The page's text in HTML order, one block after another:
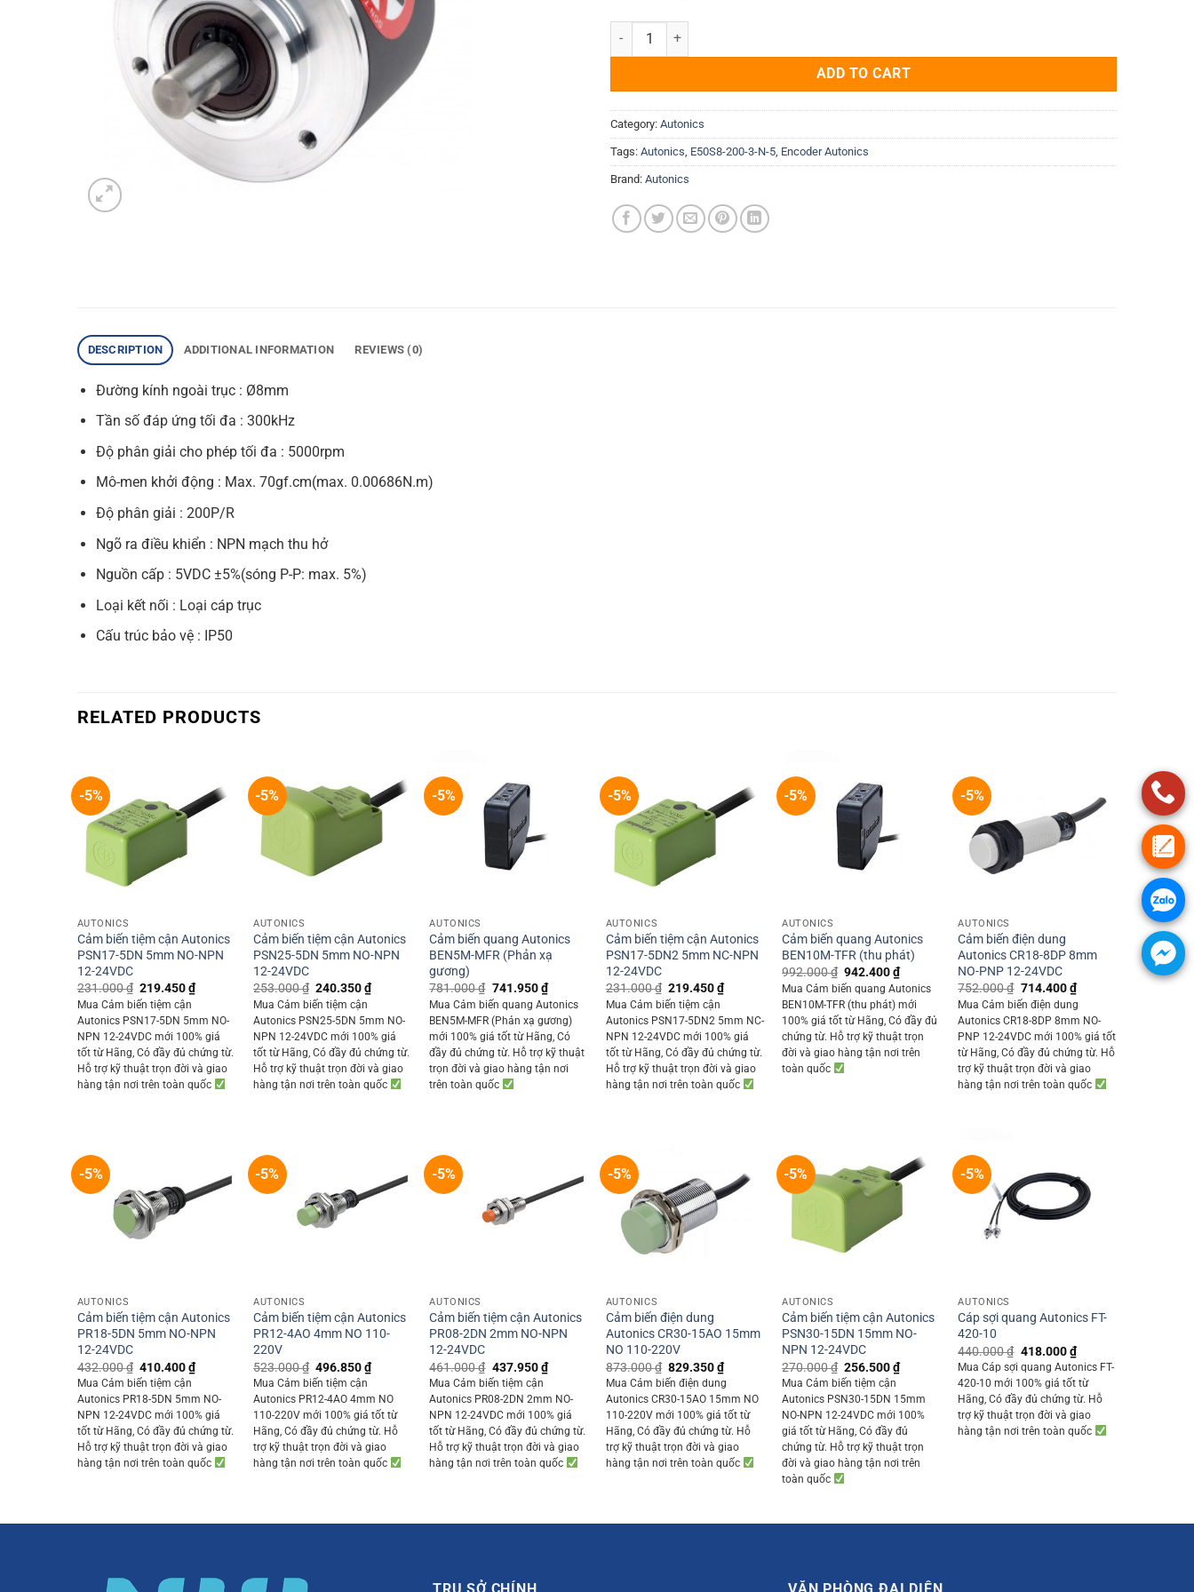
Encoder Autonics E50S8-200-3-N-5 200 P/R 5V 8mm quantity
ADD TO CART
Category: Autonics
Tags: Autonics E50S8-200-3-N-5 Encoder Autonics
Brand: Autonics
DESCRIPTION ADDITIONAL INFORMATION REVIEWS (0)
Đường kính ngoài trục : Ø8mm
Tần số đáp ứng tối đa : 300kHz
Độ phân giải cho phép tối đa : 5000rpm
Mô-men khởi động : Max. 70gf.cm(max. 0.00686N.m)
Độ phân giải : 200P/R
Ngõ ra điều khiển : NPN mạch thu hở
Nguồn cấp : 5VDC ±5%(sóng P-P: max. 5%)
Loại kết nối : Loại cáp trục
Cấu trúc bảo vệ : IP50
RELATED PRODUCTS
-5%
AUTONICS
Cảm biến tiệm cận Autonics
PSN17-5DN 5mm NO-NPN
12-24VDC
231.000₫ Original
price
was:
231.000 ₫.
219.450₫Current
price
219.450 ₫.
Mua Cảm biến tiệm cận
Autonics PSN17-5DN 5mm NO-
NPN 12-24VDC mới 100% giá
tốt từ Hãng, Có đầy đủ chứng từ.
Hỗ trợ kỹ thuật trọn đời và giao
hàng tận nơi trên toàn quốc
-5%
AUTONICS
Cảm biến tiệm cận Autonics
PSN25-5DN 5mm NO-NPN
12-24VDC
253.000₫ Original
price
was:
253.000 ₫.
240.350₫Current
price
240.350 ₫.
Mua Cảm biến tiệm cận
Autonics PSN25-5DN 5mm NO-
NPN 12-24VDC mới 100% giá
tốt từ Hãng, Có đầy đủ chứng từ.
Hỗ trợ kỹ thuật trọn đời và giao
hàng tận nơi trên toàn quốc
-5%
AUTONICS
Cảm biến quang Autonics
BEN5M-MFR (Phản xạ
gương)
781.000₫ Original
price
was:
781.000 ₫.
741.950₫Current
price
is:
741.950 ₫.
Mua Cảm biến quang Autonics
BEN5M-MFR (Phản xạ gương)
mới 100% giá tốt từ Hãng, Có
đầy đủ chứng từ. Hỗ trợ kỹ thuật
trọn đời và giao hàng tận nơi
trên toàn quốc
-5%
AUTONICS
Cảm biến tiệm cận Autonics
PSN17-5DN2 5mm NC-NPN
12-24VDC
231.000₫ Original
price
was:
231.000 ₫.
219.450₫Current
price
219.450 ₫.
Mua Cảm biến tiệm cận
Autonics PSN17-5DN2 5mm NC-
NPN 12-24VDC mới 100% giá
tốt từ Hãng, Có đầy đủ chứng từ.
Hỗ trợ kỹ thuật trọn đời và giao
hàng tận nơi trên toàn quốc
-5%
AUTONICS
Cảm biến quang Autonics
BEN10M-TFR (thu phát)
992.000₫ Original
price
was:
992.000 ₫.
942.400₫Current
price
is:
942.400 ₫.
Mua Cảm biến quang Autonics
BEN10M-TFR (thu phát) mới
100% giá tốt từ Hãng, Có đầy đủ
chứng từ. Hỗ trợ kỹ thuật trọn
đời và giao hàng tận nơi trên
toàn quốc
-5%
AUTONICS
Cảm biến điện dung
Autonics CR18-8DP 8mm
NO-PNP 12-24VDC
752.000₫ Original
price
was:
752.000 ₫.
714.400₫Current
price
is:
714.400 ₫.
Mua Cảm biến điện dung
Autonics CR18-8DP 8mm NO-
PNP 12-24VDC mới 100% giá tốt
từ Hãng, Có đầy đủ chứng từ. Hỗ
trợ kỹ thuật trọn đời và giao
hàng tận nơi trên toàn quốc
-5%
AUTONICS
Cảm biến tiệm cận Autonics
PR18-5DN 5mm NO-NPN
12-24VDC
432.000₫ Original
price
was:
432.000 ₫.
410.400₫Current
price
is:
410.400 ₫.
Mua Cảm biến tiệm cận
Autonics PR18-5DN 5mm NO-
NPN 12-24VDC mới 100% giá
tốt từ Hãng, Có đầy đủ chứng từ.
Hỗ trợ kỹ thuật trọn đời và giao
hàng tận nơi trên toàn quốc
-5%
AUTONICS
Cảm biến tiệm cận Autonics
PR12-4AO 4mm NO 110-
220V
523.000₫ Original
price
was:
523.000 ₫.
496.850₫Current
price
is:
496.850 ₫.
Mua Cảm biến tiệm cận
Autonics PR12-4AO 4mm NO
110-220V mới 100% giá tốt từ
Hãng, Có đầy đủ chứng từ. Hỗ
trợ kỹ thuật trọn đời và giao
hàng tận nơi trên toàn quốc
-5%
AUTONICS
Cảm biến tiệm cận Autonics
PR08-2DN 2mm NO-NPN
12-24VDC
461.000₫ Original
price
was:
461.000 ₫.
437.950₫Current
price
is:
437.950 ₫.
Mua Cảm biến tiệm cận
Autonics PR08-2DN 2mm NO-
NPN 12-24VDC mới 100% giá
tốt từ Hãng, Có đầy đủ chứng từ.
Hỗ trợ kỹ thuật trọn đời và giao
hàng tận nơi trên toàn quốc
-5%
AUTONICS
Cảm biến điện dung
Autonics CR30-15AO 15mm
NO 110-220V
873.000₫ Original
price
was:
873.000 ₫.
829.350₫Current
price
is:
829.350 ₫.
Mua Cảm biến điện dung
Autonics CR30-15AO 15mm NO
110-220V mới 100% giá tốt từ
Hãng, Có đầy đủ chứng từ. Hỗ
trợ kỹ thuật trọn đời và giao
hàng tận nơi trên toàn quốc
-5%
AUTONICS
Cảm biến tiệm cận Autonics
PSN30-15DN 15mm NO-
NPN 12-24VDC
270.000₫ Original
price
was:
270.000 ₫.
256.500₫Current
price
is:
256.500 ₫.
Mua Cảm biến tiệm cận
Autonics PSN30-15DN 15mm
NO-NPN 12-24VDC mới 100%
giá tốt từ Hãng, Có đầy đủ
chứng từ. Hỗ trợ kỹ thuật trọn
đời và giao hàng tận nơi trên
toàn quốc
-5%
AUTONICS
Cáp sợi quang Autonics FT-
420-10
440.000₫ Original
price
was:
440.000 ₫.
418.000₫Current
price
is:
418.000 ₫.
Mua Cáp sợi quang Autonics FT-
420-10 mới 100% giá tốt từ
Hãng, Có đầy đủ chứng từ. Hỗ
trợ kỹ thuật trọn đời và giao
hàng tận nơi trên toàn quốc
TRỤ SỞ CHÍNH VĂN PHÒNG ĐẠI DIỆN